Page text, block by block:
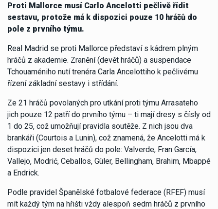
Proti Mallorce musí Carlo Ancelotti pečlivě řídit
sestavu, protože má k dispozici pouze 10 hráčů do
pole z prvního týmu.
Real Madrid se proti Mallorce představí s kádrem plným
hráčů z akademie. Zranění (devět hráčů) a suspendace
Tchouaméniho nutí trenéra Carla Ancelottiho k pečlivému
řízení základní sestavy i střídání.
Ze 21 hráčů povolaných pro utkání proti týmu Arrasateho
jich pouze 12 patří do prvního týmu – ti mají dresy s čísly od
1 do 25, což umožňují pravidla soutěže. Z nich jsou dva
brankáři (Courtois a Lunin), což znamená, že Ancelotti má k
dispozici jen deset hráčů do pole: Valverde, Fran García,
Vallejo, Modrić, Ceballos, Güler, Bellingham, Brahim, Mbappé
a Endrick.
Podle pravidel Španělské fotbalové federace (RFEF) musí
mít každý tým na hřišti vždy alespoň sedm hráčů z prvního